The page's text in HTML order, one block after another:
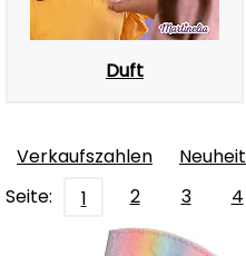
Duft
Verkaufszahlen Neuheit
Seite:
1 2 3 4